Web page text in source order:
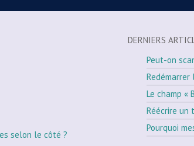
selon le côté ?
DERNIERS
Peut-on
Le champ «
Réécrire un
Pourquoi